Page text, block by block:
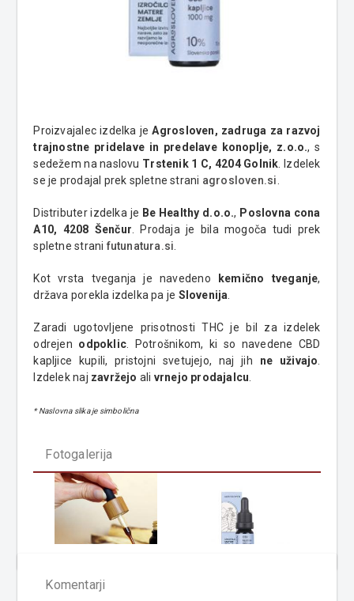
Proizvajalec izdelka jeAgrosloven, zadruga za razvoj
trajnostne pridelave in predelave konoplje, z.o.o., s
sedežem na naslovu Trstenik 1 C, 4204 Golnik. Izdelek
se je prodajal prek spletne strani agrosloven.si.
Distributer izdelka je Be Healthy d.o.o., Poslovna cona
A10, 4208 Šenčur. Prodaja je bila mogoča tudi prek
spletne strani futunatura.si.
Kot vrsta tveganja je navedeno kemično tveganje,
država porekla izdelka pa je Slovenija.
Zaradi ugotovljene prisotnosti THC je bil za izdelek
odrejen odpoklic. Potrošnikom, ki so navedene CBD
kapljice kupili, pristojni svetujejo, naj jih ne uživajo.
Izdelek naj zavržejo ali vrnejo prodajalcu.
* Naslovna slika je simbolična
Fotogalerija
Komentarji